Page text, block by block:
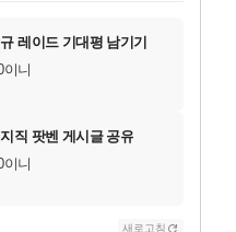
습니다.
습니다.
습니다.
팀코드)를 교환.
습니다.
습니다.
습니다.
습니다.
레이드 기대평 남기기
이니
직 팟벤 게시글 공유
이니
새로고침